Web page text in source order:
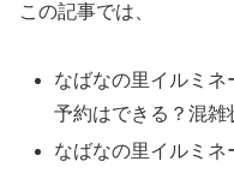
この記事では、
なばなの里イルミ
予約はできる？混雑
なばなの里イルミネ